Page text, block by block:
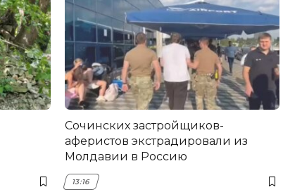
Сочинских застройщиков-
аферистов экстрадировали из
Молдавии в Россию
13:16